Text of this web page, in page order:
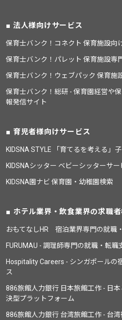
法人様向けサービス
保育士バンク！コネクト 保育施設向
保育士バンク！パレット 保育施設専
保育士バンク！ウェブパック 保育施
保育士バンク！総研 - 保育園経営や
報発信サイト
育児者様向けサービス
KIDSNA STYLE 「育てるを考える」
KIDSNAシッター ベビーシッターサー
KIDSNA園ナビ 保育園・幼稚園検索
ホテル業界・飲食業界の求職
おもてなしHR 宿泊業界専門の就職
FURUMAU - 調理師専門の就職・転職
Hospitality Careers - シンガポールの
ス
886旅館人力銀行 日本旅館工作 - 日
決型プラットフォーム
886旅館人力銀行 台湾旅館工作 - 台